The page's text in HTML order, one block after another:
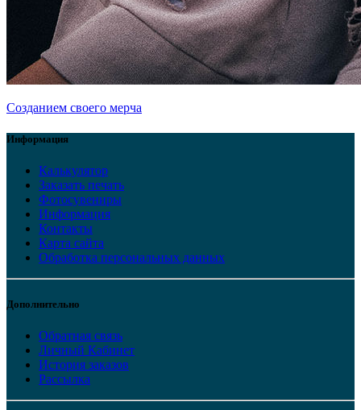
Созданием своего мерча
Информация
Калькулятор
Заказать печать
Фотосувениры
Информация
Контакты
Карта сайта
Обработка персональных данных
Дополнительно
Обратная связь
Личный Кабинет
История заказов
Рассылка